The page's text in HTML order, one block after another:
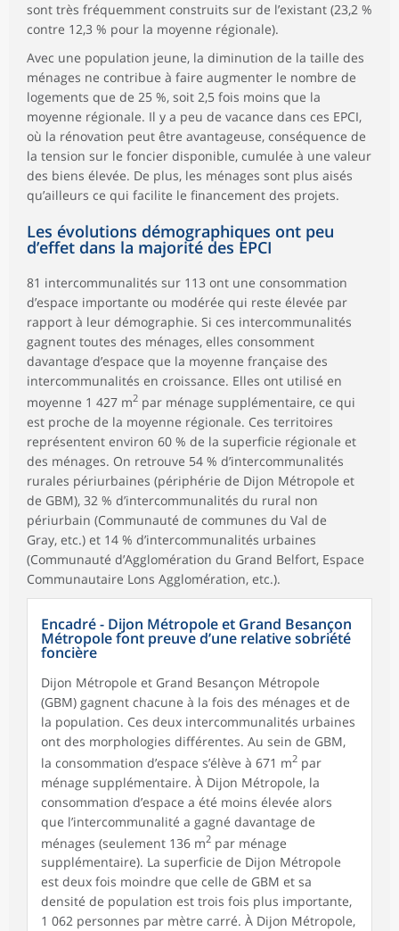
sont très fréquemment construits sur de l’existant (23,2 %
contre 12,3 % pour la moyenne régionale).
Avec une population jeune, la diminution de la taille des
ménages ne contribue à faire augmenter le nombre de
logements que de 25 %, soit 2,5 fois moins que la
moyenne régionale. Il y a peu de vacance dans ces EPCI,
où la rénovation peut être avantageuse, conséquence de
la tension sur le foncier disponible, cumulée à une valeur
des biens élevée. De plus, les ménages sont plus aisés
qu’ailleurs ce qui facilite le financement des projets.
Les évolutions démographiques ont peu
d’effet dans la majorité des EPCI
81 intercommunalités sur 113 ont une consommation
d’espace importante ou modérée qui reste élevée par
rapport à leur démographie. Si ces intercommunalités
gagnent toutes des ménages, elles consomment
davantage d’espace que la moyenne française des
intercommunalités en croissance. Elles ont utilisé en
moyenne 1 427 m2 par ménage supplémentaire, ce qui
est proche de la moyenne régionale. Ces territoires
représentent environ 60 % de la superficie régionale et
des ménages. On retrouve 54 % d’intercommunalités
rurales périurbaines (périphérie de Dijon Métropole et
de GBM), 32 % d’intercommunalités du rural non
périurbain (Communauté de communes du Val de
Gray, etc.) et 14 % d’intercommunalités urbaines
(Communauté d’Agglomération du Grand Belfort, Espace
Communautaire Lons Agglomération, etc.).
Encadré - Dijon Métropole et Grand Besançon
Métropole font preuve d’une relative sobriété
foncière
Dijon Métropole et Grand Besançon Métropole
(GBM) gagnent chacune à la fois des ménages et de
la population. Ces deux intercommunalités urbaines
ont des morphologies différentes. Au sein de GBM,
la consommation d’espace s’élève à 671 m2 par
ménage supplémentaire. À Dijon Métropole, la
consommation d’espace a été moins élevée alors
que l’intercommunalité a gagné davantage de
ménages (seulement 136 m2 par ménage
supplémentaire). La superficie de Dijon Métropole
est deux fois moindre que celle de GBM et sa
densité de population est trois fois plus importante,
1 062 personnes par mètre carré. À Dijon Métropole,